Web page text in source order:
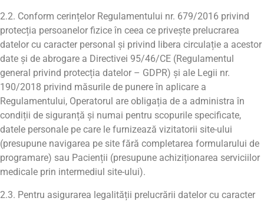
2.2. Conform cerințelor Regulamentului nr. 679/2016 privind
protecția persoanelor fizice în ceea ce privește prelucrarea
datelor cu caracter personal și privind libera circulație a acestor
date și de abrogare a Directivei 95/46/CE (Regulamentul
general privind protecția datelor – GDPR) și ale Legii nr.
190/2018 privind măsurile de punere în aplicare a
Regulamentului, Operatorul are obligația de a administra în
condiții de siguranță și numai pentru scopurile specificate,
datele personale pe care le furnizează vizitatorii site-ului
(presupune navigarea pe site fără completarea formularului de
programare) sau Pacienții (presupune achiziționarea serviciilor
medicale prin intermediul site-ului).
2.3. Pentru asigurarea legalității prelucrării datelor cu caracter